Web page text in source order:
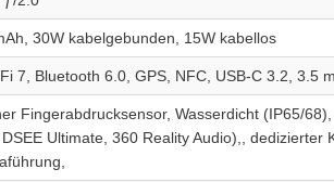
30W kabelgebunden, 15W kabellos
7, Bluetooth 6.0, GPS, NFC, USB-C 3.2, 3.5
Fingerabdrucksensor, Wasserdicht (IP65/
Ultimate, 360 Reality Audio),, dedizierter